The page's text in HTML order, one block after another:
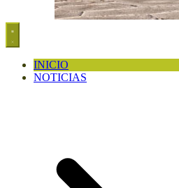
INICIO
NOTICIAS